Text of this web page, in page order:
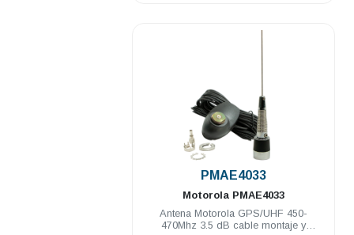
PMAE4033
Motorola PMAE4033
Antena Motorola GPS/UHF 450-
470Mhz 3.5 dB cable montaje y